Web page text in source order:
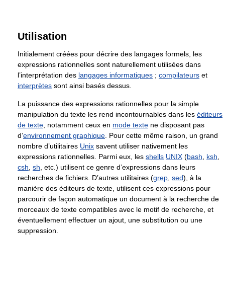
Utilisation
Initialement créées pour décrire des langages formels, les
expressions rationnelles sont naturellement utilisées dans
l’interprétation des langages informatiques ; compilateurs et
interprètes sont ainsi basés dessus.
La puissance des expressions rationnelles pour la simple
manipulation du texte les rend incontournables dans les éditeurs
de texte, notamment ceux en mode texte ne disposant pas
d’environnement graphique. Pour cette même raison, un grand
nombre d’utilitaires Unix savent utiliser nativement les
expressions rationnelles. Parmi eux, les shells UNIX (bash, ksh,
csh, sh, etc.) utilisent ce genre d’expressions dans leurs
recherches de fichiers. D’autres utilitaires (grep, sed), à la
manière des éditeurs de texte, utilisent ces expressions pour
parcourir de façon automatique un document à la recherche de
morceaux de texte compatibles avec le motif de recherche, et
éventuellement effectuer un ajout, une substitution ou une
suppression.